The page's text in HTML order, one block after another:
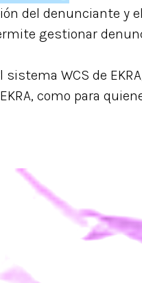
del denunciante y
gestionar
WCS de
como para